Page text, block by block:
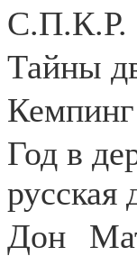
С.П.К.Р.
Тайны
Год в
русская
Дон